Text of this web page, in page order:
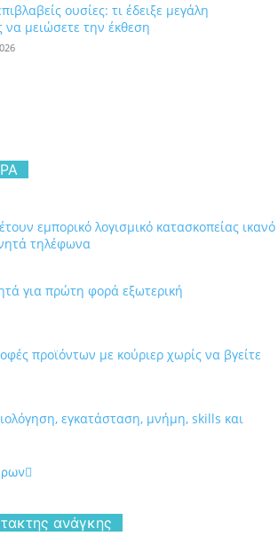
ουσίες: τι έδειξε μεγάλη
να μειώσετε την έκθεση
εμπορικό λογισμικό κατασκοπείας ικανό
τηλέφωνα
για πρώτη φορά εξωτερική
προϊόντων με κούριερ χωρίς να βγείτε
εγκατάσταση, μνήμη, skills και
ανάγκης